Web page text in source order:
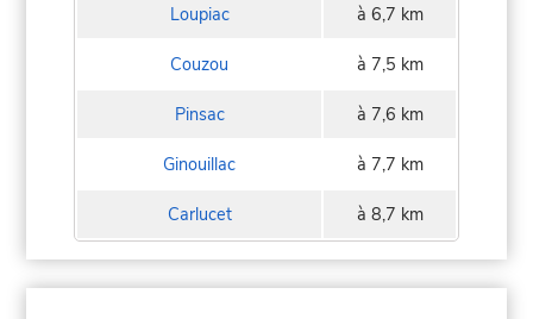
Loupiac à 6,7 km
Couzou à 7,5 km
Pinsac à 7,6 km
Ginouillac à 7,7 km
Carlucet à 8,7 km